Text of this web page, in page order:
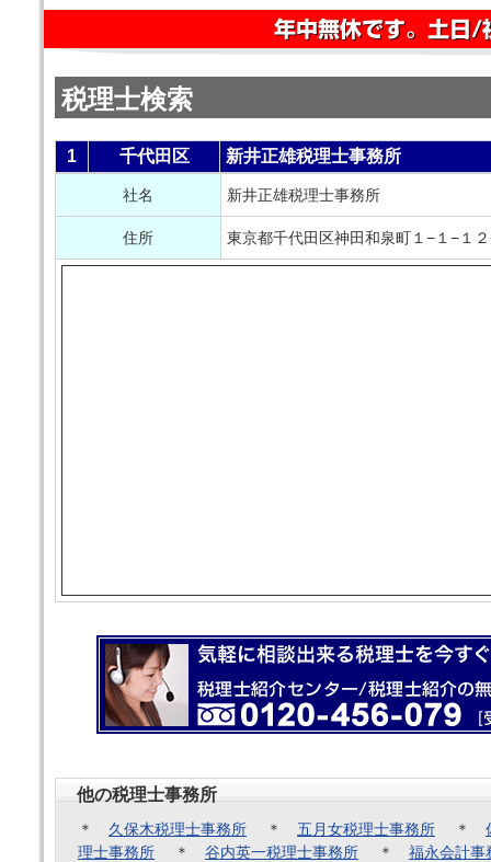
税理士検索
1 千代田区 新井正雄税理士事務所
社名 新井正雄税理士事務所
住所 東京都千代田区神田和泉町１−１−１
他の税理士事務所
＊ 久保木税理士事務所 ＊ 五月女税理士事務所 ＊
理士事務所 ＊ 谷内英一税理士事務所 ＊ 福永会計事